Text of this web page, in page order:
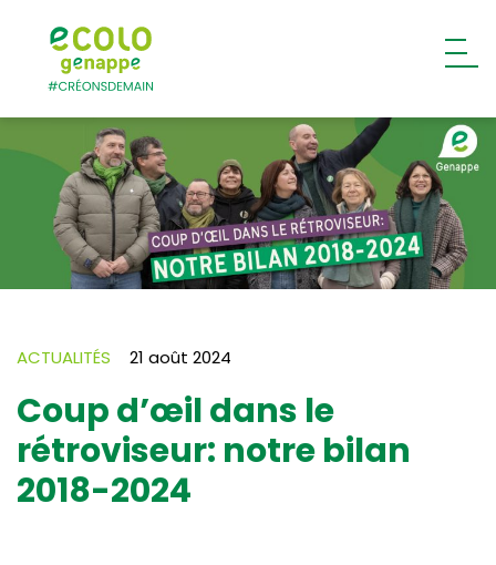
Ecolo – Genappe
ACTUALITÉS 21 août 2024
Coup d’œil dans le
rétroviseur: notre bilan
2018-2024